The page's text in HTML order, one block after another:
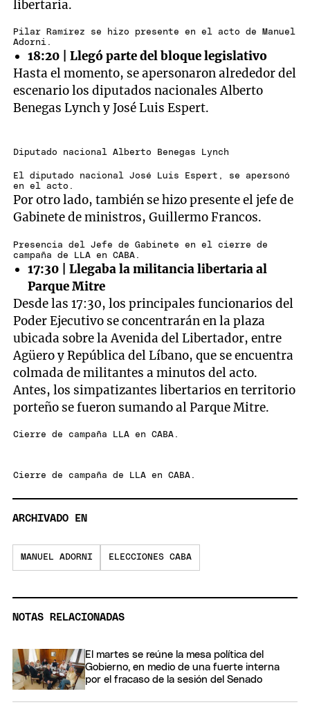
libertaria.
Pilar Ramírez se hizo presente en el acto de Manuel
Adorni.
18:20 | Llegó parte del bloque legislativo
Hasta el momento, se apersonaron alrededor del
escenario los diputados nacionales Alberto
Benegas Lynch y José Luis Espert.
Diputado nacional Alberto Benegas Lynch
El diputado nacional José Luis Espert, se apersonó
en el acto.
Por otro lado, también se hizo presente el jefe de
Gabinete de ministros, Guillermo Francos.
Presencia del Jefe de Gabinete en el cierre de
campaña de LLA en CABA.
17:30 | Llegaba la militancia libertaria al
Parque Mitre
Desde las 17:30, los principales funcionarios del
Poder Ejecutivo se concentrarán en la plaza
ubicada sobre la Avenida del Libertador, entre
Agüero y República del Líbano, que se encuentra
colmada de militantes a minutos del acto.
Antes, los simpatizantes libertarios en territorio
porteño se fueron sumando al Parque Mitre.
Cierre de campaña LLA en CABA.
Cierre de campaña de LLA en CABA.
ARCHIVADO EN
MANUEL ADORNI ELECCIONES CABA
NOTAS RELACIONADAS
El martes se reúne la mesa política del
Gobierno, en medio de una fuerte interna
por el fracaso de la sesión del Senado